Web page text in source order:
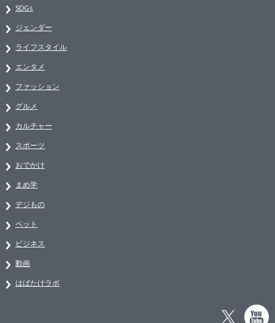
SDGs
ジェンダー
ライフスタイル
エンタメ
ファッション
グルメ
カルチャー
スポーツ
おでかけ
まめ学
デジもの
ペット
ビジネス
動画
はばたけラボ